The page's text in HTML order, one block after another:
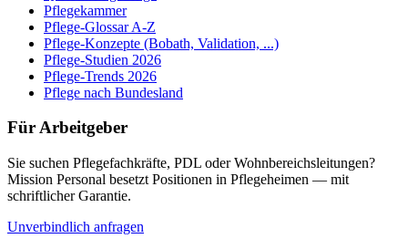
Pflegekammer
Pflege-Glossar A-Z
Pflege-Konzepte (Bobath, Validation, ...)
Pflege-Studien 2026
Pflege-Trends 2026
Pflege nach Bundesland
Für Arbeitgeber
Sie suchen Pflegefachkräfte, PDL oder Wohnbereichsleitungen?
Mission Personal besetzt Positionen in Pflegeheimen — mit
schriftlicher Garantie.
Unverbindlich anfragen